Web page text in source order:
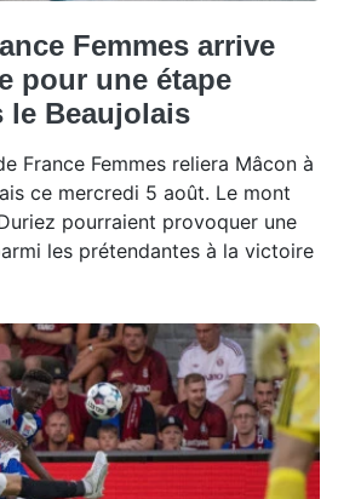
Femmes arrive
pour une étape
le Beaujolais
France Femmes reliera Mâcon à
ce mercredi 5 août. Le mont
pourraient provoquer une
les prétendantes à la victoire